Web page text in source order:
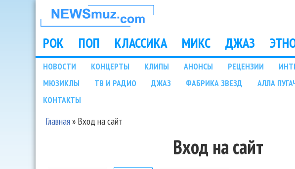
НОВОСТИ
МУЗЫКИ И
ШОУ БИЗНЕСА
NEWSMUZ.COM
Main menu
РОК ПОП КЛАССИКА МИКС ДЖАЗ
Подразделы
НОВОСТИ КОНЦЕРТЫ КЛИПЫ АНОНСЫ РЕЦЕНЗИИ
МЮЗИКЛЫ
ТВ И РАДИО ДЖАЗ ФАБРИКА ЗВЕЗД АЛЛА
КОНТАКТЫ
Вы здесь
Главная» Вход на сайт
Вход на сайт